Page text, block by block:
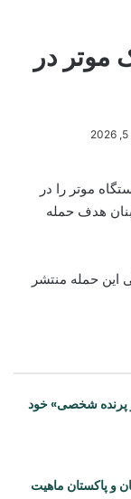
موتر در
موتر را در
هدف حمله
این حمله منتشر
پرنده شخصی» خود
و پاکستان ماهیت